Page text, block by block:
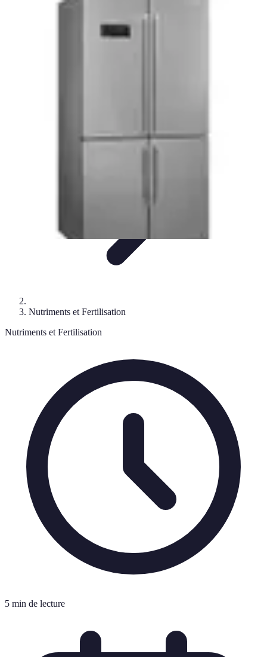
Techniques de Gestion
Pratiques Écologiques
Nutriments et Fertilisation
Nutriments et Fertilisation
5 min de lecture